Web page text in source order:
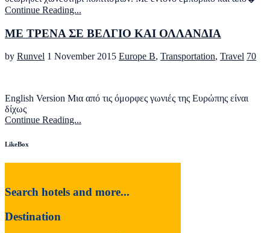
Continue Reading...
ΜΕ ΤΡΕΝΑ ΣΕ ΒΕΛΓΙΟ ΚΑΙ ΟΛΛΑΝΔΙΑ
by Runvel 1 November 2015 Europe B, Transportation, Travel 70
English Version Μια από τις όμορφες γωνιές της Ευρώπης είναι
δίχως
Continue Reading...
LikeBox
Search hotels and more...
Destination